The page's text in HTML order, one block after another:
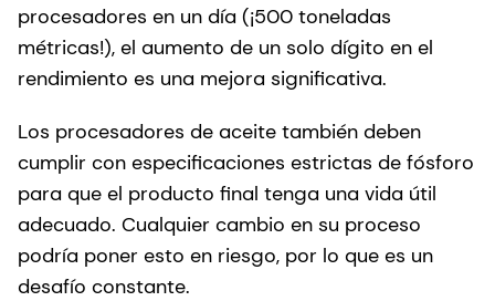
procesadores en un día (¡500 toneladas
métricas!), el aumento de un solo dígito en el
rendimiento es una mejora significativa.
Los procesadores de aceite también deben
cumplir con especificaciones estrictas de fósforo
para que el producto final tenga una vida útil
adecuado. Cualquier cambio en su proceso
podría poner esto en riesgo, por lo que es un
desafío constante.